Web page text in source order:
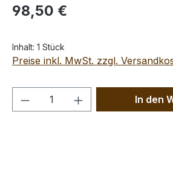
Regulärer Preis:
98,50 €
Inhalt: 1 Stück
Preise inkl. MwSt. zzgl.
Produkt Anzahl: GibIn den